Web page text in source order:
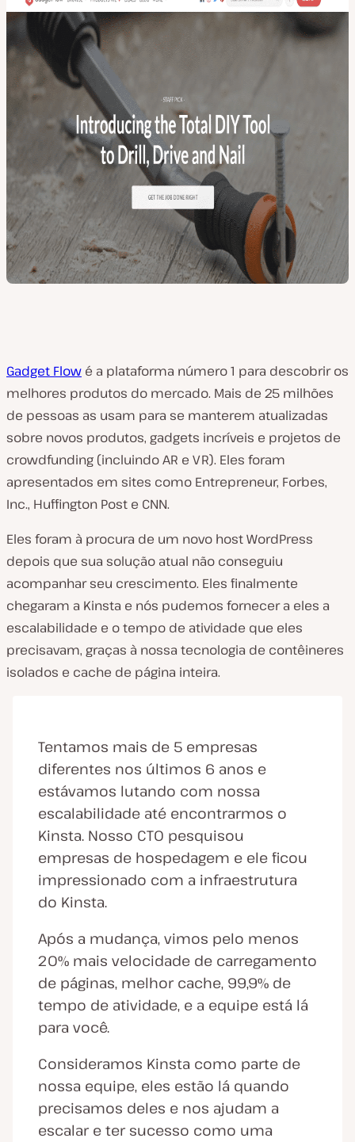
Gadget Flow é a plataforma número 1 para descobrir os
melhores produtos do mercado. Mais de 25 milhões
de pessoas as usam para se manterem atualizadas
sobre novos produtos, gadgets incríveis e projetos de
crowdfunding (incluindo AR e VR). Eles foram
apresentados em sites como Entrepreneur, Forbes,
Inc., Huffington Post e CNN.
Eles foram à procura de um novo host WordPress
depois que sua solução atual não conseguiu
acompanhar seu crescimento. Eles finalmente
chegaram a Kinsta e nós pudemos fornecer a eles a
escalabilidade e o tempo de atividade que eles
precisavam, graças à nossa tecnologia de contêineres
isolados e cache de página inteira.
Tentamos mais de 5 empresas
diferentes nos últimos 6 anos e
estávamos lutando com nossa
escalabilidade até encontrarmos o
Kinsta. Nosso CTO pesquisou
empresas de hospedagem e ele ficou
impressionado com a infraestrutura
do Kinsta.
Após a mudança, vimos pelo menos
20% mais velocidade de carregamento
de páginas, melhor cache, 99,9% de
tempo de atividade, e a equipe está lá
para você.
Consideramos Kinsta como parte de
nossa equipe, eles estão lá quando
precisamos deles e nos ajudam a
escalar e ter sucesso como uma